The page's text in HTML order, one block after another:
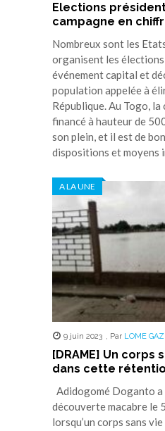
Elections
campagne en
Nombreux sont les
organisent les
événement capital et
population appelée à
République. Au Togo,
financé à hauteur de
son plein, et il est de
dispositions et moyens
A LA UNE
9 juin 2023 , Par LOME
[DRAME] Un corps
dans cette
Adidogomé Doganto a
découverte macabre le
lorsqu’un corps sans